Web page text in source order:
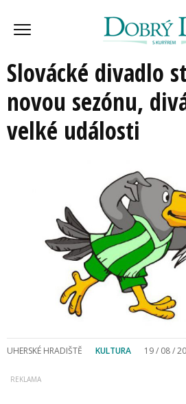
Slovácké divadlo
novou sezónu,
velké události
UHERSKÉ HRADIŠTĚ KULTURA 19 / 08 /